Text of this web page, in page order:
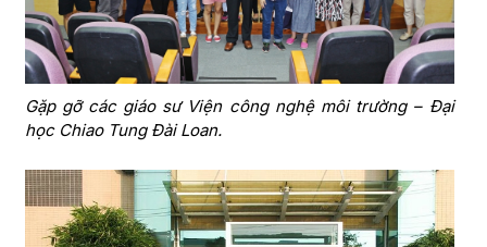
Gặp gỡ các giáo sư Viện công nghệ môi trường – Đại
học Chiao Tung Đài Loan.